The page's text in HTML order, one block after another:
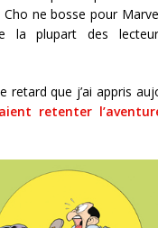
Cho ne bosse pour
la plupart des
retard que j’ai appris
retenter